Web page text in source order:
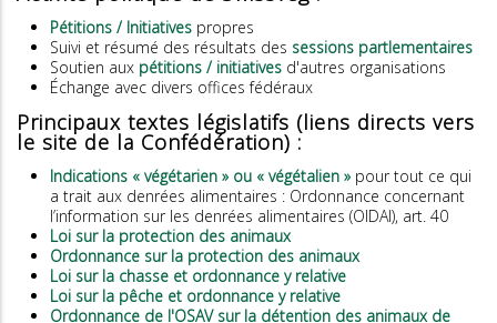
Pétitions / Initiatives propres
Suivi et résumé des résultats des sessions partlementaires
Soutien aux pétitions / initiatives d'autres organisations
Échange avec divers offices fédéraux
Principaux textes législatifs (liens directs vers
le site de la Confédération) :
Indications « végétarien » ou « végétalien » pour tout ce qui
a trait aux denrées alimentaires : Ordonnance concernant
l’information sur les denrées alimentaires (OIDAl), art. 40
Loi sur la protection des animaux
Ordonnance sur la protection des animaux
Loi sur la chasse et ordonnance y relative
Loi sur la pêche et ordonnance y relative
Ordonnance de l'OSAV sur la détention des animaux de